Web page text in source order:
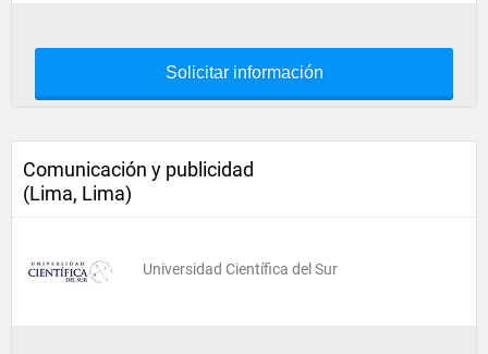
Solicitar información
Comunicación y publicidad
(Lima, Lima)
Universidad Científica del Sur